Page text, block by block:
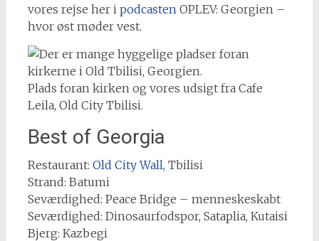
vores rejse her i podcasten OPLEV: Georgien –
hvor øst møder vest.
Plads foran kirken og vores udsigt fra Cafe
Leila, Old City Tbilisi.
Best of Georgia
Restaurant: Old City Wall, Tbilisi
Strand: Batumi
Seværdighed: Peace Bridge – menneskeskabt
Seværdighed: Dinosaurfodspor, Sataplia, Kutaisi
Bjerg: Kazbegi